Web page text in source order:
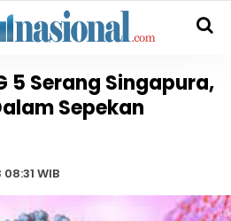
5 Serang Singapura,
Sepekan
WIB